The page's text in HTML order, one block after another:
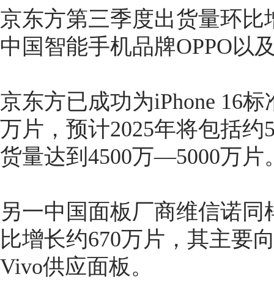
京东方第三季度出货量环比
中国智能手机品牌OPPO以
京东方已成功为iPhone 16
万片，预计2025年将包括约
货量达到4500万—5000万片
另一中国面板厂商维信诺
比增长约670万片，其主要
Vivo供应面板。